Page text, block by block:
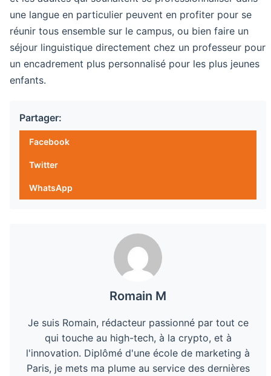
une langue en particulier peuvent en profiter pour se
réunir tous ensemble sur le campus, ou bien faire un
séjour linguistique directement chez un professeur pour
un encadrement plus personnalisé pour les plus jeunes
enfants.
Partager:
Facebook
Twitter
WhatsApp
Romain M
Je suis Romain, rédacteur passionné par tout ce
qui touche au high-tech, à la crypto, et à
l'innovation. Diplômé d'une école de marketing à
Paris, je mets ma plume au service des dernières